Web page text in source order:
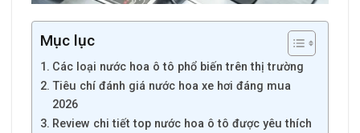
Mục lục
Các loại nước hoa ô tô phổ biến trên thị trường
Tiêu chí đánh giá nước hoa xe hơi đáng mua
2026
Review chi tiết top nước hoa ô tô được yêu thích